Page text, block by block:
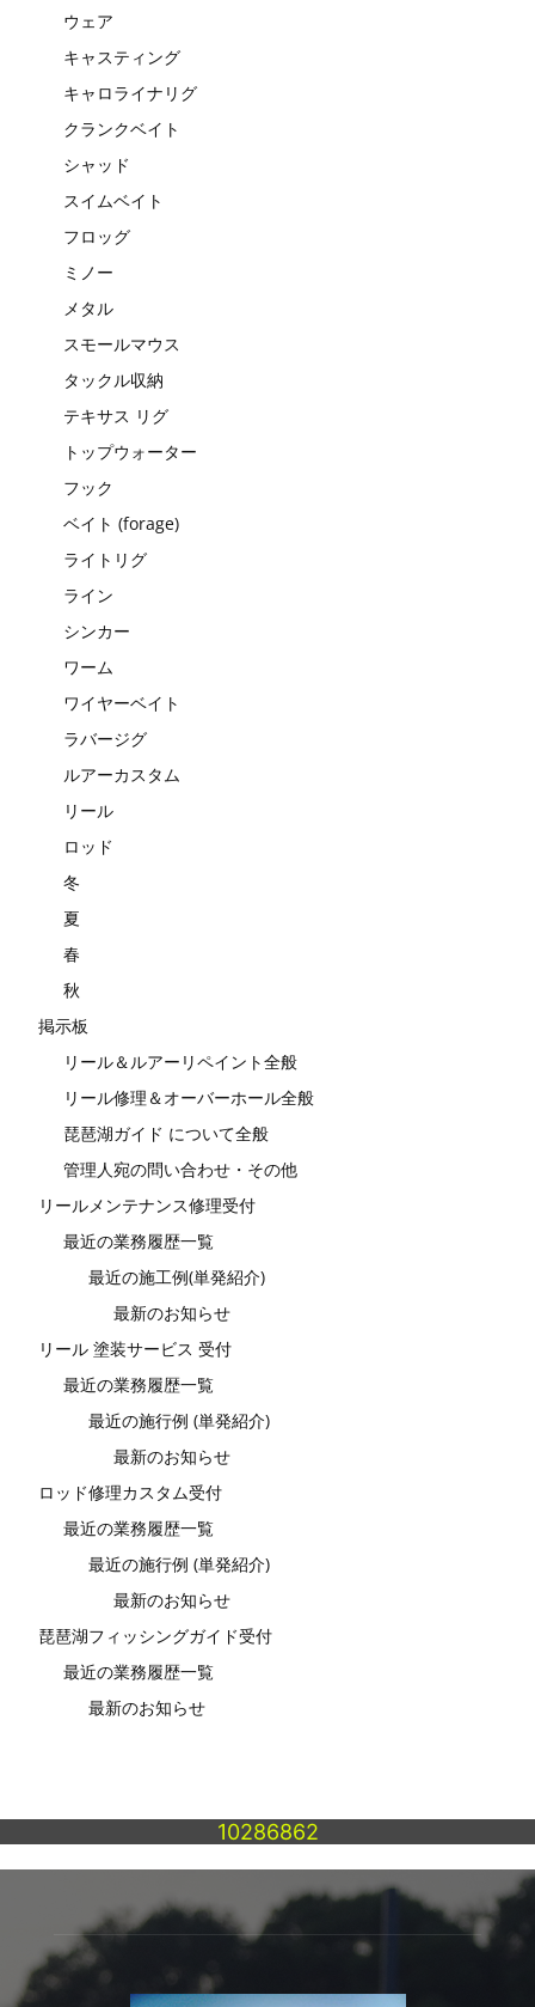
ウェア
キャスティング
キャロライナリグ
クランクベイト
シャッド
スイムベイト
フロッグ
ミノー
メタル
スモールマウス
タックル収納
テキサス リグ
トップウォーター
フック
ベイト (forage)
ライトリグ
ライン
シンカー
ワーム
ワイヤーベイト
ラバージグ
ルアーカスタム
リール
ロッド
冬
夏
春
秋
掲示板
リール＆ルアーリペイント全般
リール修理＆オーバーホール全般
琵琶湖ガイド について全般
管理人宛の問い合わせ・その他
リールメンテナンス修理受付
最近の業務履歴一覧
最近の施工例(単発紹介)
最新のお知らせ
リール 塗装サービス 受付
最近の業務履歴一覧
最近の施行例 (単発紹介)
最新のお知らせ
ロッド修理カスタム受付
最近の業務履歴一覧
最近の施行例 (単発紹介)
最新のお知らせ
琵琶湖フィッシングガイド受付
最近の業務履歴一覧
最新のお知らせ
10286862